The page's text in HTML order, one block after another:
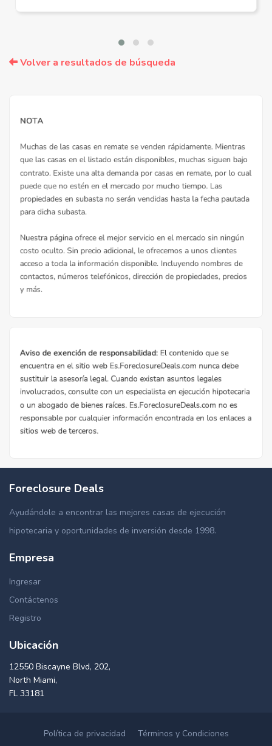
Volver a resultados de búsqueda
Foreclosure Deals
Ayudándole a encontrar las mejores casas de ejecución
hipotecaria y oportunidades de inversión desde 1998.
Empresa
Ingresar
Contáctenos
Registro
Ubicación
12550 Biscayne Blvd, 202,
North Miami,
FL 33181
Política de privacidad
Términos y Condiciones